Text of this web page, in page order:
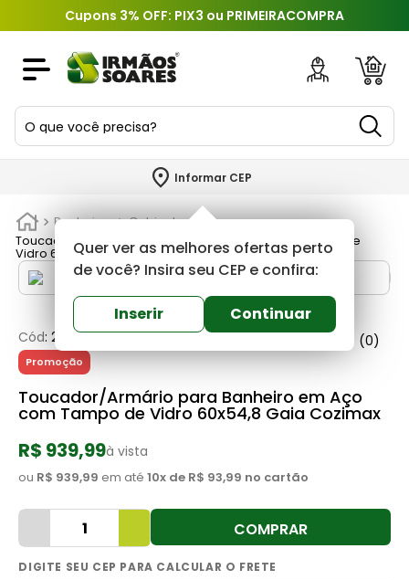
Cupons 3% OFF: PIX3 ou PRIMEIRACOMPRA
O que você precisa?
Informar CEP
Quer ver as melhores ofertas perto
de você? Insira seu CEP e confira:
Inserir Continuar
Banheiros
Gabinetes
Toucador/Armário para Banheiro em Aço com Tampo de
Vidro 60x54,8 Gaia Cozimax
Cód:236365 Cozimax (0)
Promoção
Toucador/Armário para Banheiro em Aço
com Tampo de Vidro 60x54,8 Gaia Cozimax
R$ 939,99à vista
ou R$ 939,99 em até 10x de R$ 93,99 no cartão
COMPRAR
TERMOS MAIS BUSCADOS
2º
3º
porta
4º
revestimento
5º
argamassa
6º
telha
7º
tinta
cimento
9 º
torneira